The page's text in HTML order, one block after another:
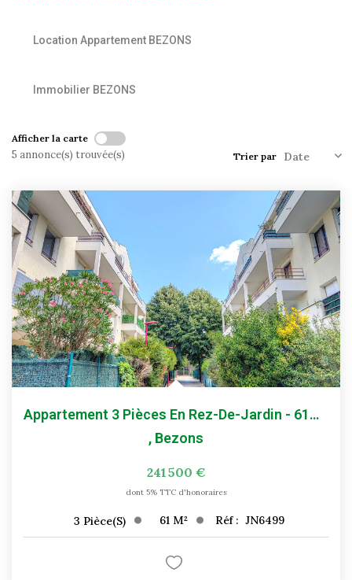
Historique
Nous Rejoindre
Extranet Syndic Et Gestion Locative
Extranet Vendeur/acquéreur
Extranet Syndic Estale
Location Appartement BEZONS
Immobilier BEZONS
Afficher la carte
5 annonce(s) trouvée(s) Trier par
Appartement 3 Pièces En Rez-De-Jardin - 61m² - BEZONS
, Bezons
241 500 €
dont 5% TTC d'honoraires
3 Pièce(s) 61 M² Réf : JN6499